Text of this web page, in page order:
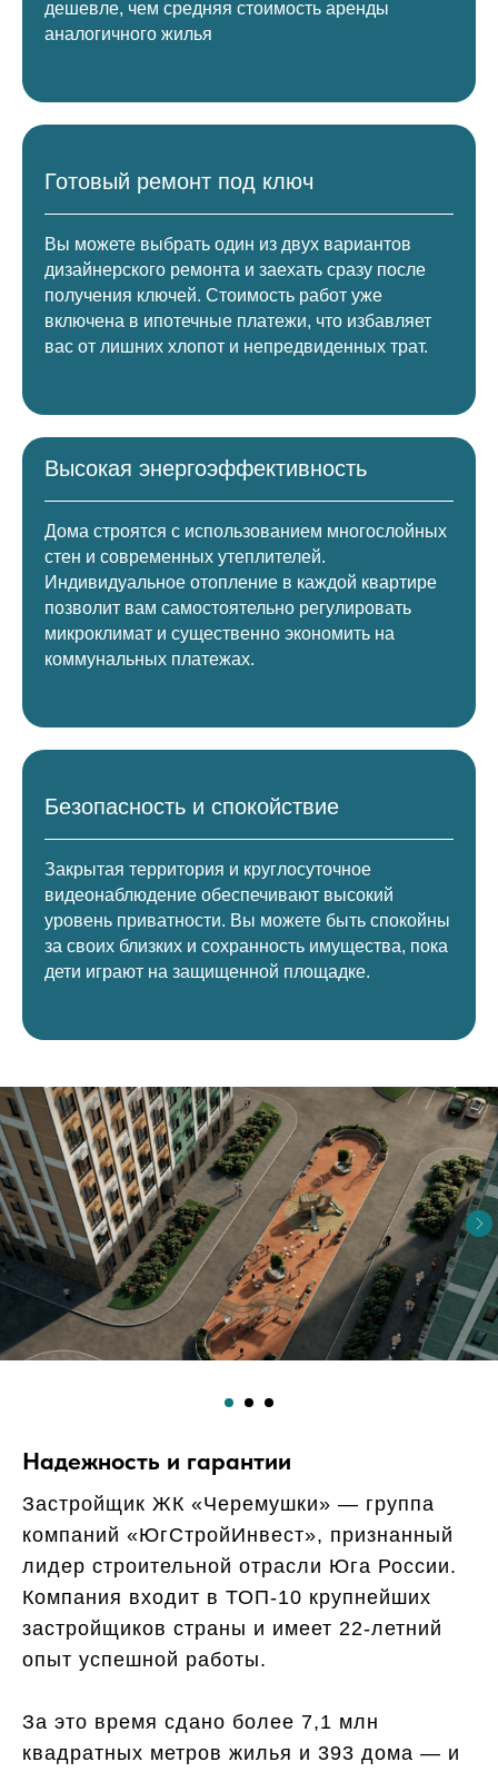
дешевле, чем средняя стоимость аренды
аналогичного жилья
Готовый ремонт под ключ
Вы можете выбрать один из двух вариантов
дизайнерского ремонта и заехать сразу после
получения ключей. Стоимость работ уже
включена в ипотечные платежи, что избавляет
вас от лишних хлопот и непредвиденных трат.
Высокая энергоэффективность
Дома строятся с использованием многослойных
стен и современных утеплителей.
Индивидуальное отопление в каждой квартире
позволит вам самостоятельно регулировать
микроклимат и существенно экономить на
коммунальных платежах.
Безопасность и спокойствие
Закрытая территория и круглосуточное
видеонаблюдение обеспечивают высокий
уровень приватности. Вы можете быть спокойны
за своих близких и сохранность имущества, пока
дети играют на защищенной площадке.
Надежность и гарантии
Застройщик ЖК «Черемушки» — группа
компаний «ЮгСтройИнвест», признанный
лидер строительной отрасли Юга России.
Компания входит в ТОП-10 крупнейших
застройщиков страны и имеет 22-летний
опыт успешной работы.
За это время сдано более 7,1 млн
квадратных метров жилья и 393 дома — и